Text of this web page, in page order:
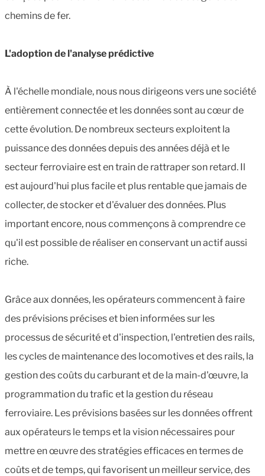
chemins de fer.
L'adoption de l'analyse prédictive
À l'échelle mondiale, nous nous dirigeons vers une société
entièrement connectée et les données sont au cœur de
cette évolution. De nombreux secteurs exploitent la
puissance des données depuis des années déjà et le
secteur ferroviaire est en train de rattraper son retard. Il
est aujourd'hui plus facile et plus rentable que jamais de
collecter, de stocker et d'évaluer des données. Plus
important encore, nous commençons à comprendre ce
qu'il est possible de réaliser en conservant un actif aussi
riche.
Grâce aux données, les opérateurs commencent à faire
des prévisions précises et bien informées sur les
processus de sécurité et d'inspection, l'entretien des rails,
les cycles de maintenance des locomotives et des rails, la
gestion des coûts du carburant et de la main-d'œuvre, la
programmation du trafic et la gestion du réseau
ferroviaire. Les prévisions basées sur les données offrent
aux opérateurs le temps et la vision nécessaires pour
mettre en œuvre des stratégies efficaces en termes de
coûts et de temps, qui favorisent un meilleur service, des